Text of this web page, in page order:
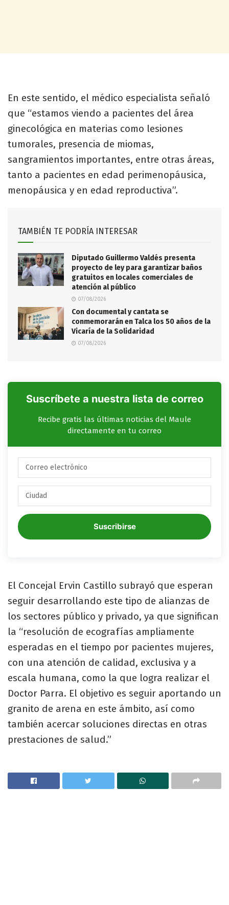
En este sentido, el médico especialista señaló
que “estamos viendo a pacientes del área
ginecológica en materias como lesiones
tumorales, presencia de miomas,
sangramientos importantes, entre otras áreas,
tanto a pacientes en edad perimenopáusica,
menopáusica y en edad reproductiva”.
TAMBIÉN TE PODRÍA INTERESAR
Diputado Guillermo Valdés presenta
proyecto de ley para garantizar baños
gratuitos en locales comerciales de
atención al público
07/08/2026
Con documental y cantata se
conmemorarán en Talca los 50 años de la
Vicaría de la Solidaridad
07/08/2026
Suscríbete a nuestra lista de correo
Recibe gratis las últimas noticias del Maule
directamente en tu correo
Suscribirse
El Concejal Ervin Castillo subrayó que esperan
seguir desarrollando este tipo de alianzas de
los sectores público y privado, ya que significan
la “resolución de ecografías ampliamente
esperadas en el tiempo por pacientes mujeres,
con una atención de calidad, exclusiva y a
escala humana, como la que logra realizar el
Doctor Parra. El objetivo es seguir aportando un
granito de arena en este ámbito, así como
también acercar soluciones directas en otras
prestaciones de salud.”